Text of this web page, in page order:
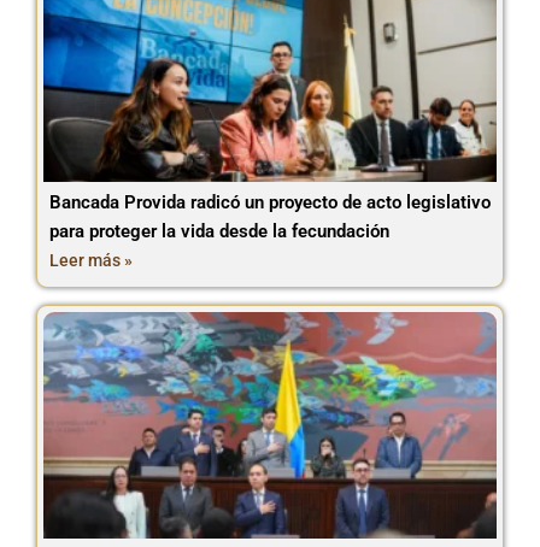
Bancada Provida radicó un proyecto de acto legislativo
para proteger la vida desde la fecundación
Leer más »